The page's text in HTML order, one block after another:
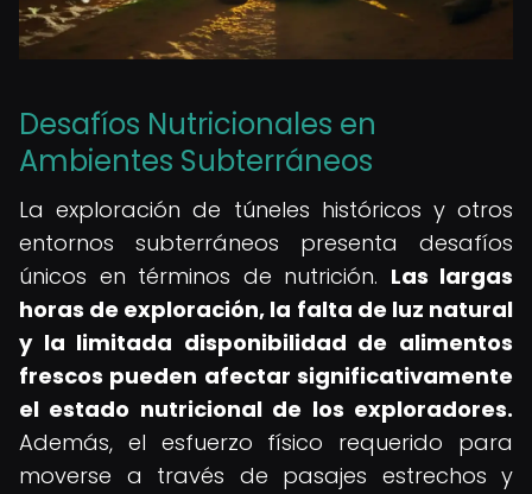
Desafíos Nutricionales en
Ambientes Subterráneos
La exploración de túneles históricos y otros
entornos subterráneos presenta desafíos
únicos en términos de nutrición. Las largas
horas de exploración, la falta de luz natural
y la limitada disponibilidad de alimentos
frescos pueden afectar significativamente
el estado nutricional de los exploradores.
Además, el esfuerzo físico requerido para
moverse a través de pasajes estrechos y